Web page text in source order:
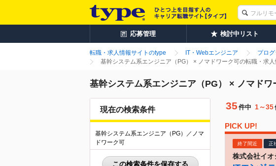
応募管理 検討中リスト
転職・求人情報サイトのtype IT・Webエンジニア プログ
基幹システム系エンジニア（PG） × ノマドワーク可の転職・求
基幹システム系エンジニア（PG） × ノマドワ
現在の検索条件
基幹システム系エンジニア（PG）／ノマ
ドワーク可
この検索条件を保存する
35 件中 1～35
PICK UP!
終了間近 正
株式会社イオ